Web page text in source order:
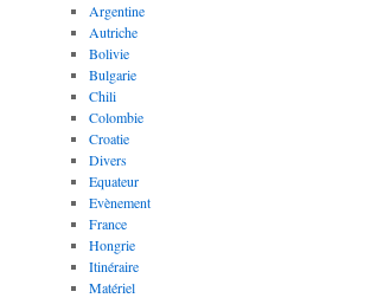
Argentine
Autriche
Bolivie
Bulgarie
Chili
Colombie
Croatie
Divers
Equateur
Evènement
France
Hongrie
Itinéraire
Matériel